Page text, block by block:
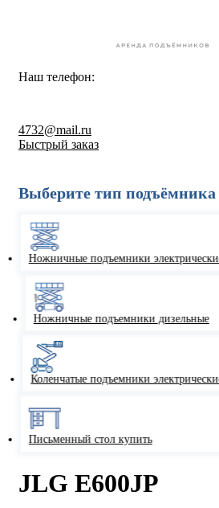
Наш телефон:
4732@mail.ru
Быстрый заказ
Выберите тип подъёмника
Ножничные подъемники электрические
Ножничные подъемники дизельные
Коленчатые подъемники электрические
Письменный стол купить
JLG E600JP